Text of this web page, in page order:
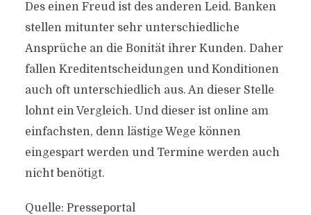
Des einen Freud ist des anderen Leid. Banken
stellen mitunter sehr unterschiedliche
Ansprüche an die Bonität ihrer Kunden. Daher
fallen Kreditentscheidungen und Konditionen
auch oft unterschiedlich aus. An dieser Stelle
lohnt ein Vergleich. Und dieser ist online am
einfachsten, denn lästige Wege können
eingespart werden und Termine werden auch
nicht benötigt.
Quelle: Presseportal